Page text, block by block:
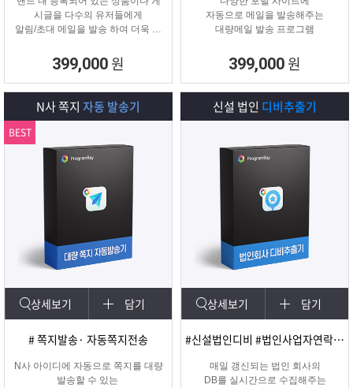
시글을 다수의 유저들에게
알림/초대 메일을 발송 하여 더욱 효
프로그램입니다.
399,000 원
자동으로 메일을 발송해주는
대량메일 발송 프로그램
399,000 원
N사 쪽지 자동 발송기
상세보기 담기
# 쪽지발송· 자동쪽지전송
N사 아이디에 자동으로 쪽지를 대량
발송할 수 있는
BEST
신설 법인 디비추출기
상세보기 담기
#신설법인디비 #법인사업자연락처 #신규법인
매일 갱신되는 법인 회사의
DB를 실시간으로 수집해주는